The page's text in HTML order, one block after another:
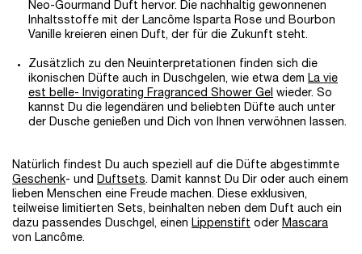
Neo-Gourmand Duft hervor. Die nachhaltig gewonnenen
Inhaltsstoffe mit der Lancôme Isparta Rose und Bourbon
Vanille kreieren einen Duft, der für die Zukunft steht.
Zusätzlich zu den Neuinterpretationen finden sich die
ikonischen Düfte auch in Duschgelen, wie etwa dem La vie
est belle- Invigorating Fragranced Shower Gel wieder. So
kannst Du die legendären und beliebten Düfte auch unter
der Dusche genießen und Dich von Ihnen verwöhnen lassen.
Natürlich findest Du auch speziell auf die Düfte abgestimmte
Geschenk- und Duftsets. Damit kannst Du Dir oder auch einem
lieben Menschen eine Freude machen. Diese exklusiven,
teilweise limitierten Sets, beinhalten neben dem Duft auch ein
dazu passendes Duschgel, einen Lippenstift oder Mascara
von Lancôme.